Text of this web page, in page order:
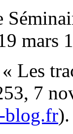
mars
Les
7
blog.fr).